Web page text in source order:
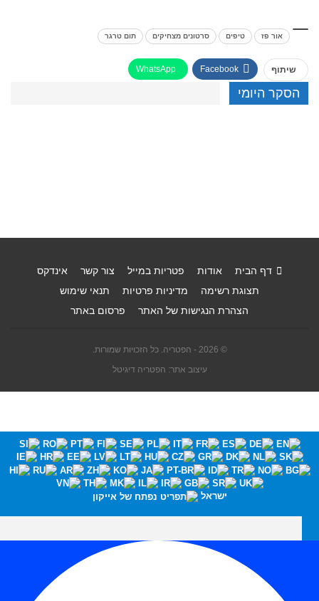
אור פז טיפים סרטונים מצחיקים תום טרגר
שיתוף Facebook
WhatsApp
הסקר היומי
דף הבית אודות פטריות במייל צור קשר
אינדקס
תצוגת רשימה
מדיניות פרטיות
תנאי שימוש
הצהרת הנגישות של האתר
פרסום באתר
© 2026 - הפטריה. כל הזכויות שמורות.
עיצוב אתר: הפטריה דיגיטל
ישראל